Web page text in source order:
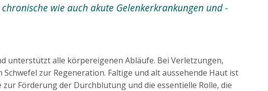
wie auch akute Gelenkerkrankungen und -
unterstützt alle körpereigenen Abläufe. Bei Verletzungen,
zur Regeneration. Faltige und alt aussehende Haut ist
Förderung der Durchblutung und die essentielle Rolle, die